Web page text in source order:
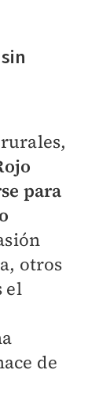
para
otros
el
de